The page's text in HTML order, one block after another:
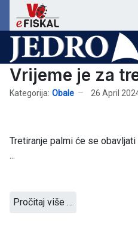
Vrijeme je za
Kategorija: Obale 26 April
Tretiranje palmi će se
...
Pročitaj više …